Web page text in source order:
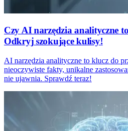
Czy AI narzędzia analityczne
Odkryj szokujące kulisy!
AI narzędzia analityczne to klucz do
nieoczywiste fakty, unikalne
nie ujawnia. Sprawdź teraz!